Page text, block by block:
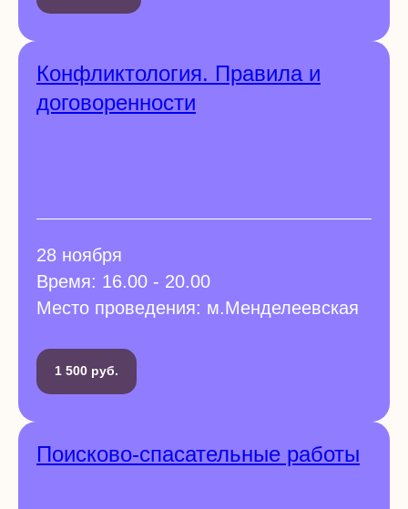
Конфликтология. Правила и
договоренности
28 ноября
Время: 16.00 - 20.00
Место проведения: м.Менделеевская
1 500 руб.
Поисково-спасательные работы